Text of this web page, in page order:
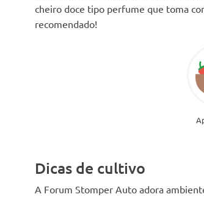
cheiro doce tipo perfume que toma
recomendado!
Dicas de cultivo
A Forum Stomper Auto adora